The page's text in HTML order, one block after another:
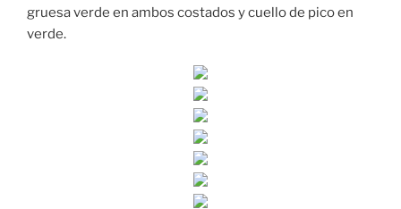
gruesa verde en ambos costados y cuello de pico en
verde.